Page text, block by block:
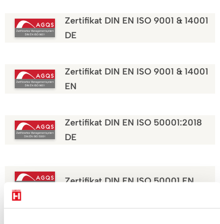
Zertifikat DIN EN ISO 9001 & 14001
DE
Zertifikat DIN EN ISO 9001 & 14001
EN
Zertifikat DIN EN ISO 50001:2018
DE
Zertifikat DIN EN ISO 50001 EN